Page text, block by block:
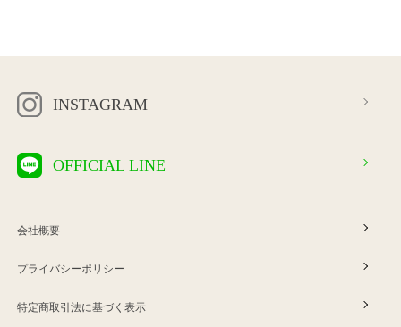
INSTAGRAM
OFFICIAL LINE
会社概要
プライバシーポリシー
特定商取引法に基づく表示